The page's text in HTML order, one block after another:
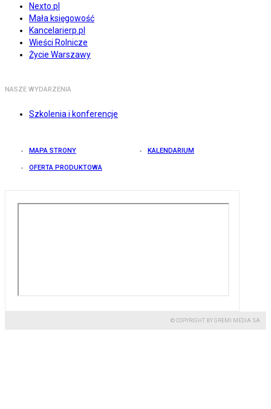
Nexto.pl
Mała księgowość
Kancelarierp.pl
Wieści Rolnicze
Życie Warszawy
NASZE WYDARZENIA
Szkolenia i konferencje
MAPA STRONY KALENDARIUM
OFERTA PRODUKTOWA
© COPYRIGHT BY GREMI MEDIA SA